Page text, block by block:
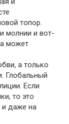
топор.
молнии и вот-
может
а только
Глобальный
Если
то это
и даже на